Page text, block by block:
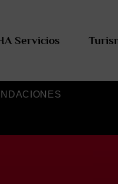
Servicios